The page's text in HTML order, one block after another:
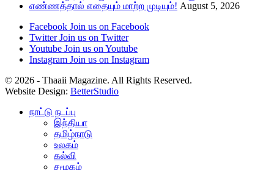
எண்ணத்தால் எதையும் மாற்ற முடியும்! August 5, 2026
Facebook Join us on Facebook
Twitter Join us on Twitter
Youtube Join us on Youtube
Instagram Join us on Instagram
© 2026 - Thaaii Magazine. All Rights Reserved.
Website Design: BetterStudio
நாட்டு நடப்பு
இந்தியா
தமிழ்நாடு
உலகம்
கல்வி
சமூகம்